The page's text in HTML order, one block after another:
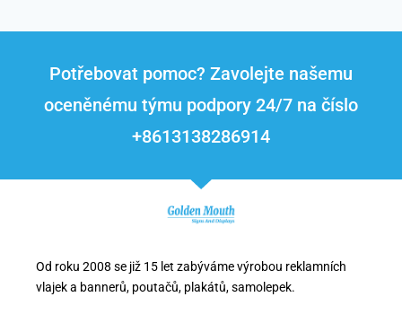
Potřebovat pomoc? Zavolejte našemu
oceněnému týmu podpory 24/7 na číslo
+8613138286914
Od roku 2008 se již 15 let zabýváme výrobou reklamních
vlajek a bannerů, poutačů, plakátů, samolepek.